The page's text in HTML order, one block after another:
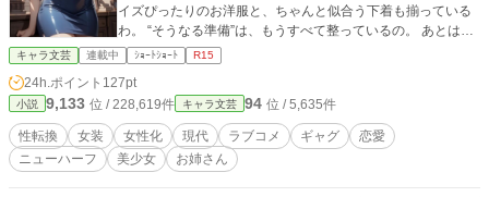
イズぴったりのお洋服と、ちゃんと似合う下着も揃っている
わ。 “そうなる準備”は、もうすべて整っているの。 あとは、
あなたが少しだけ──素直になれば、それでいいのよ。 それ
に、わたしのノートにはもう、次の名前を書くスペースが空
いているの。 ……ねえ、まさかと思うけれど。あなた、まだ
気づいてないだけじゃないかしら？ ──「さあ、“男の終わ
り”の時間よ♡」
キャラ文芸 連載中 ｼｮｰﾄｼｮｰﾄ R15
24h.ポイント 127pt
小説 9,133 位 / 228,619件 キャラ文芸 94 位 / 5,635件
性転換 女装 女性化 現代 ラブコメ ギャグ
恋愛
ニューハーフ
美少女 お姉さん